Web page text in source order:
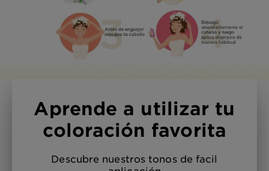
Aprende a utilizar tu
coloración favorita
Descubre nuestros tonos de facil